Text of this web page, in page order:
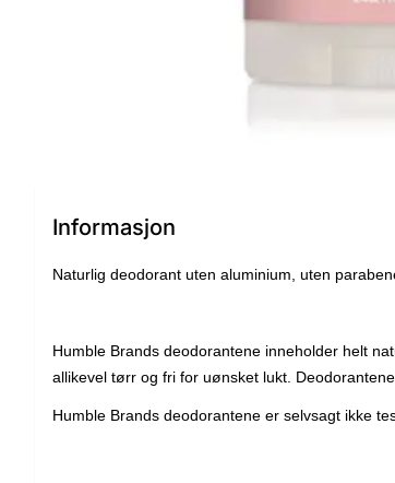
Informasjon
Naturlig deodorant uten aluminium, uten
Humble Brands deodorantene inneholder helt
allikevel tørr og fri for uønsket lukt.
Humble Brands deodorantene er selvsagt ikke